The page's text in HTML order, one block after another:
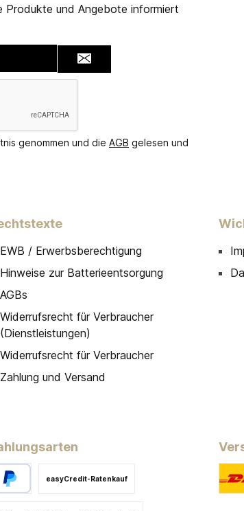
Produkte und Angebote informiert
genommen und die AGB gelesen und
EWB / Erwerbsberechtigung
Hinweise zur Batterieentsorgung
AGBs
Widerrufsrecht für Verbraucher
(Dienstleistungen)
Widerrufsrecht für Verbraucher
Zahlung und Versand
easyCredit-Ratenkauf